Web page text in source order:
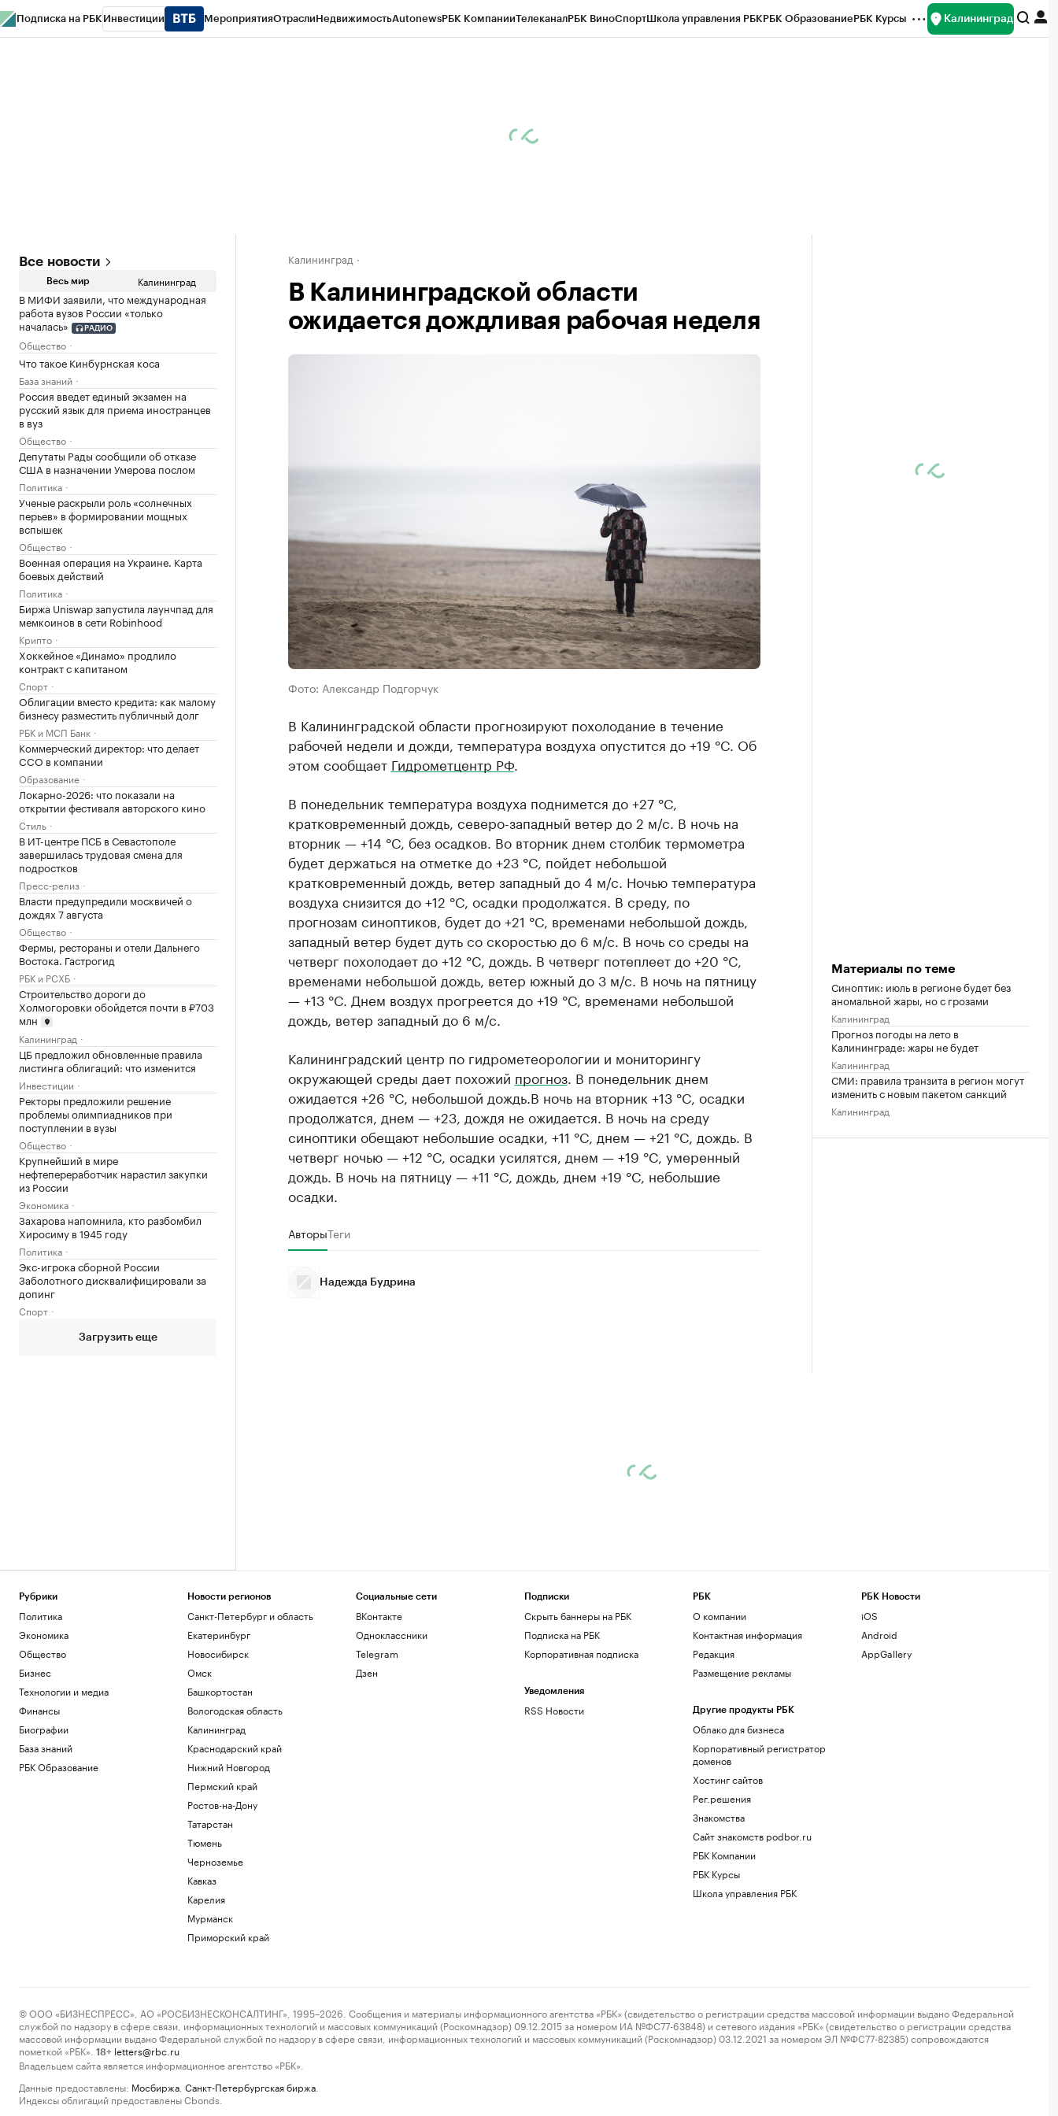
Подписка на РБК Инвестиции МероприятияОтраслиНедвижимостьAutonewsРБК КомпанииТелеканалРБК ВиноСпортШкола управления РБКРБК ОбразованиеРБК Курсы Калининград
Все новости
Весь мир Калининград
В МИФИ заявили, что международная
работа вузов России «только
началась»
РАДИО
Общество
Что такое Кинбурнская коса
База знаний
Россия введет единый экзамен на
русский язык для приема иностранцев
в вуз
Общество
Депутаты Рады сообщили об отказе
США в назначении Умерова послом
Политика
Ученые раскрыли роль «солнечных
перьев» в формировании мощных
вспышек
Общество
Военная операция на Украине. Карта
боевых действий
Политика
Биржа Uniswap запустила лаунчпад для
мемкоинов в сети Robinhood
Крипто
Хоккейное «Динамо» продлило
контракт с капитаном
Спорт
Облигации вместо кредита: как малому
бизнесу разместить публичный долг
РБК и МСП Банк
Коммерческий директор: что делает
CCO в компании
Образование
Локарно-2026: что показали на
открытии фестиваля авторского кино
Стиль
В ИТ-центре ПСБ в Севастополе
завершилась трудовая смена для
подростков
Пресс-релиз
Власти предупредили москвичей о
дождях 7 августа
Общество
Фермы, рестораны и отели Дальнего
Востока. Гастрогид
РБК и РСХБ
Строительство дороги до
Холмогоровки обойдется почти в ₽703
млн
Калининград
ЦБ предложил обновленные правила
листинга облигаций: что изменится
Инвестиции
Ректоры предложили решение
проблемы олимпиадников при
поступлении в вузы
Общество
Крупнейший в мире
нефтепереработчик нарастил закупки
из России
Экономика
Захарова напомнила, кто разбомбил
Хиросиму в 1945 году
Политика
Экс-игрока сборной России
Заболотного дисквалифицировали за
допинг
Спорт
Загрузить еще
Калининград
В Калининградской области
ожидается дождливая рабочая неделя
Фото: Александр Подгорчук
В Калининградской области прогнозируют похолодание в течение
рабочей недели и дожди, температура воздуха опустится до +19 °C. Об
этом сообщает Гидрометцентр РФ.
В понедельник температура воздуха поднимется до +27 °C,
кратковременный дождь, северо-западный ветер до 2 м/с. В ночь на
вторник — +14 °C, без осадков. Во вторник днем столбик термометра
будет держаться на отметке до +23 °C, пойдет небольшой
кратковременный дождь, ветер западный до 4 м/с. Ночью температура
воздуха снизится до +12 °C, осадки продолжатся. В среду, по
прогнозам синоптиков, будет до +21 °C, временами небольшой дождь,
западный ветер будет дуть со скоростью до 6 м/с. В ночь со среды на
четверг похолодает до +12 °C, дождь. В четверг потеплеет до +20 °C,
временами небольшой дождь, ветер южный до 3 м/с. В ночь на пятницу
— +13 °C. Днем воздух прогреется до +19 °C, временами небольшой
дождь, ветер западный до 6 м/с.
Калининградский центр по гидрометеорологии и мониторингу
окружающей среды дает похожий прогноз. В понедельник днем
ожидается +26 °C, небольшой дождь.В ночь на вторник +13 °C, осадки
продолжатся, днем — +23, дождя не ожидается. В ночь на среду
синоптики обещают небольшие осадки, +11 °C, днем — +21 °C, дождь. В
четверг ночью — +12 °C, осадки усилятся, днем — +19 °C, умеренный
дождь. В ночь на пятницу — +11 °C, дождь, днем +19 °C, небольшие
осадки.
АвторыТеги
Надежда Будрина
Материалы по теме
Синоптик: июль в регионе будет без
аномальной жары, но с грозами
Калининград
Прогноз погоды на лето в
Калининграде: жары не будет
Калининград
СМИ: правила транзита в регион могут
изменить с новым пакетом санкций
Калининград
Рубрики
Политика
Экономика
Общество
Бизнес
Технологии и медиа
Финансы
Биографии
База знаний
РБК Образование
Новости регионов
Санкт-Петербург и область
Екатеринбург
Новосибирск
Омск
Башкортостан
Вологодская область
Калининград
Краснодарский край
Нижний Новгород
Пермский край
Ростов-на-Дону
Татарстан
Тюмень
Черноземье
Кавказ
Карелия
Мурманск
Приморский край
Социальные сети
ВКонтакте
Одноклассники
Telegram
Дзен
Подписки
Скрыть баннеры на РБК
Подписка на РБК
Корпоративная подписка
Уведомления
RSS Новости
РБК
О компании
Контактная информация
Редакция
Размещение рекламы
Другие продукты РБК
Облако для бизнеса
Корпоративный регистратор
доменов
Хостинг сайтов
Рег.решения
Знакомства
Сайт знакомств podbor.ru
РБК Компании
РБК Курсы
Школа управления РБК
РБК Новости
iOS
Android
AppGallery
© ООО «БИЗНЕСПРЕСС», АО «РОСБИЗНЕСКОНСАЛТИНГ», 1995–2026. Сообщения и материалы информационного агентства «РБК» (свидетельство о регистрации средства массовой информации выдано Федеральной
службой по надзору в сфере связи, информационных технологий и массовых коммуникаций (Роскомнадзор) 09.12.2015 за номером ИА №ФС77-63848) и сетевого издания «РБК» (свидетельство о регистрации средства
массовой информации выдано Федеральной службой по надзору в сфере связи, информационных технологий и массовых коммуникаций (Роскомнадзор) 03.12.2021 за номером ЭЛ №ФС77-82385) сопровождаются
пометкой «РБК».
18+ letters@rbc.ru
Владельцем сайта является информационное агентство «РБК».
Данные предоставлены: Мосбиржа Санкт-Петербургская биржа
Индексы облигаций предоставлены Cbonds.